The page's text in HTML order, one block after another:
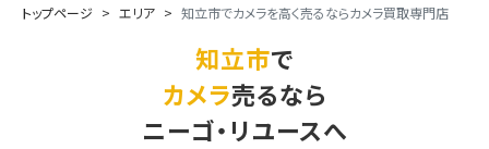
トップページ エリア 知立市でカメラを高く売るならカメラ買取専門店
知立市で
カメラ売るなら
ニーゴ・リユースへ